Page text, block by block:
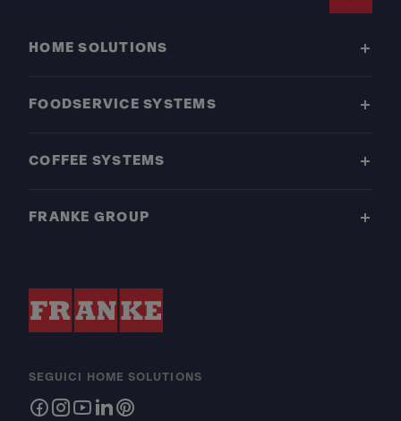
HOME SOLUTIONS
FOODSERVICE SYSTEMS
COFFEE SYSTEMS
FRANKE GROUP
SEGUICI HOME SOLUTIONS